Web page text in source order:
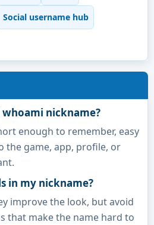
Social username hub
nickname?
enough to remember, easy
the game, app, profile, or
in my nickname?
improve the look, but avoid
that make the name hard to